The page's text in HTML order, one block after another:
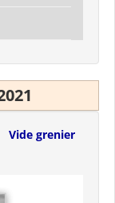
Vide grenier